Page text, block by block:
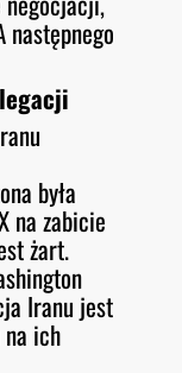
następnego
była
na zabicie
żart.
Iranu jest
ich